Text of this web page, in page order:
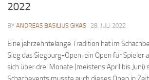
Vereinspokalturnier
Vereinsschnellschachmeisterschaft
Blitzturnierserie
Schnellturnierserie
Bayernpokal
2022
BY ANDREAS BASILIUS GIKAS · 28. JULI 2022
Eine jahrzehntelange Tradition hat im
Sieg das Siegburg-Open, ein Open für Spieler
sich über drei Monate (meistens April bis Juni)